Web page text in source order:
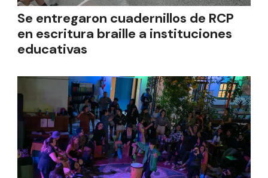
Se entregaron cuadernillos de RCP
en escritura braille a instituciones
educativas